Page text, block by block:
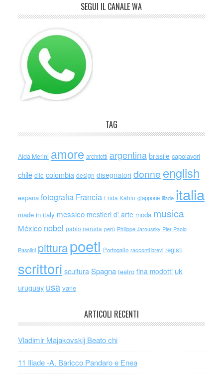
SEGUI IL CANALE WA
TAG
Alda Merini amore architetti argentina brasile capolavori
chile cile colombia design disegnatori donne english
espana fotografia Francia Frida Kahlo giappone iliade italia
made in italy messico mestieri d' arte moda musica
México nobel pablo neruda perù Philippe Jaroussky Pier Paolo
Pasolini pitturapoeti Portogallo racconti brevi registi
scrittori scultura Spagna teatro tina modotti uk
uruguay usa varie
ARTICOLI RECENTI
Vladimir Majakovskij Beato chi
11 Iliade -A. Baricco Pandaro e Enea